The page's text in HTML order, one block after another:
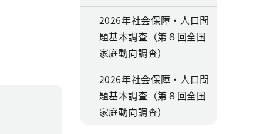
2026年社会保障・人口問
題基本調査（第８回全国
家庭動向調査）
2026年社会保障・人口問
題基本調査（第８回全国
家庭動向調査）